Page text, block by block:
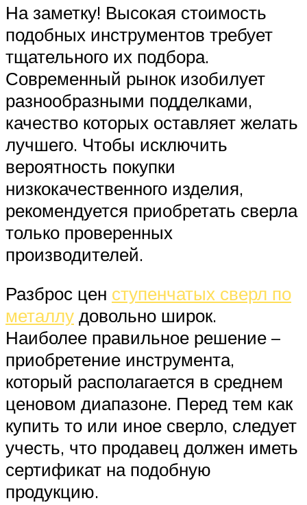
На заметку! Высокая стоимость
подобных инструментов требует
тщательного их подбора.
Современный рынок изобилует
разнообразными подделками,
качество которых оставляет желать
лучшего. Чтобы исключить
вероятность покупки
низкокачественного изделия,
рекомендуется приобретать сверла
только проверенных
производителей.
Разброс цен ступенчатых сверл по
металлу довольно широк.
Наиболее правильное решение –
приобретение инструмента,
который располагается в среднем
ценовом диапазоне. Перед тем как
купить то или иное сверло, следует
учесть, что продавец должен иметь
сертификат на подобную
продукцию.